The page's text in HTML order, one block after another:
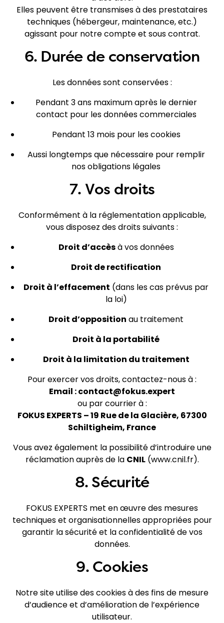
Elles peuvent être transmises à des prestataires
techniques (hébergeur, maintenance, etc.)
agissant pour notre compte et sous contrat.
6. Durée de conservation
Les données sont conservées :
Pendant 3 ans maximum après le dernier
contact pour les données commerciales
Pendant 13 mois pour les cookies
Aussi longtemps que nécessaire pour remplir
nos obligations légales
7. Vos droits
Conformément à la réglementation applicable,
vous disposez des droits suivants :
Droit d’accèsà vos données
Droit de rectification
Droit à l’effacement (dans les cas prévus par
la loi)
Droit d’opposition au traitement
Droit à la portabilité
Droit à la limitation du traitement
Pour exercer vos droits, contactez-nous à :
Email :contact@fokus.expert
ou par courrier à :
FOKUS EXPERTS – 19 Rue de la Glacière, 67300
Schiltigheim, France
Vous avez également la possibilité d’introduire une
réclamation auprès de la CNIL(www.cnil.fr).
8. Sécurité
FOKUS EXPERTS met en œuvre des mesures
techniques et organisationnelles appropriées pour
garantir la sécurité et la confidentialité de vos
données.
9. Cookies
Notre site utilise des cookies à des fins de mesure
d’audience et d’amélioration de l’expérience
utilisateur.